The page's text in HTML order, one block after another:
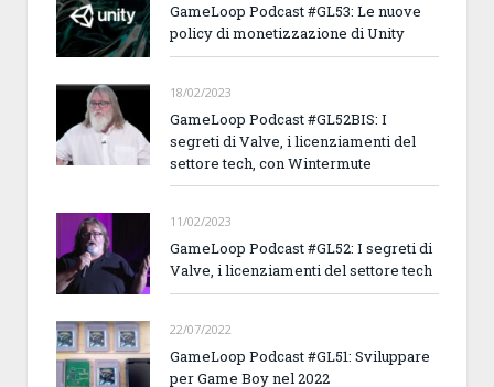
GameLoop Podcast #GL53: Le nuove
policy di monetizzazione di Unity
18/02/2023
GameLoop Podcast #GL52BIS: I
segreti di Valve, i licenziamenti del
settore tech, con Wintermute
11/02/2023
GameLoop Podcast #GL52: I segreti di
Valve, i licenziamenti del settore tech
22/07/2022
GameLoop Podcast #GL51: Sviluppare
per Game Boy nel 2022